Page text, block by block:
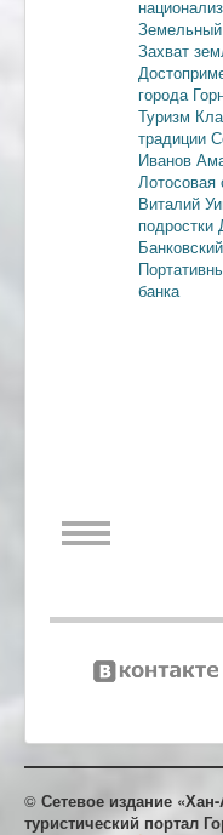
Захват
города
Туризм
традиции
Иванов
Лотосовая
Виталий
подростки
банка
© Сетевое издание
туристический портал